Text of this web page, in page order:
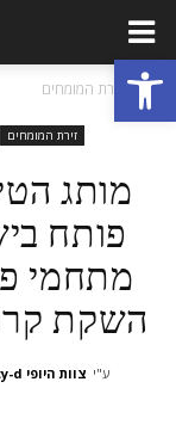
פתח סרגל נגישות
בית זירת המומחים
זירת המומחים
פותח
מתחמי
השקת
ע"י צוות היופי beauty-d